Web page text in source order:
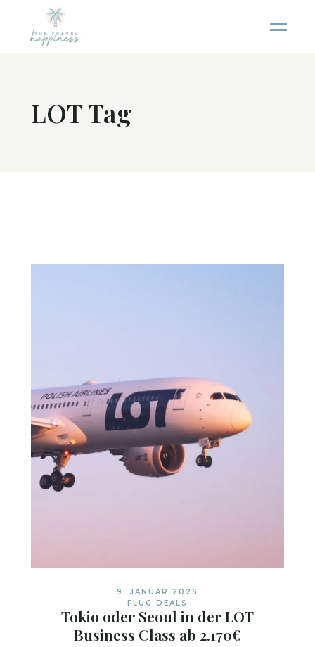
LOT Tag
9. JANUAR 2026
FLUG DEALS
Tokio oder Seoul in der LOT
Business Class ab 2.170€